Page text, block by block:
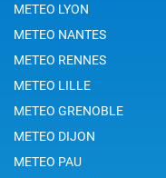
METEO LYON
METEO NANTES
METEO RENNES
METEO LILLE
METEO GRENOBLE
METEO DIJON
METEO PAU